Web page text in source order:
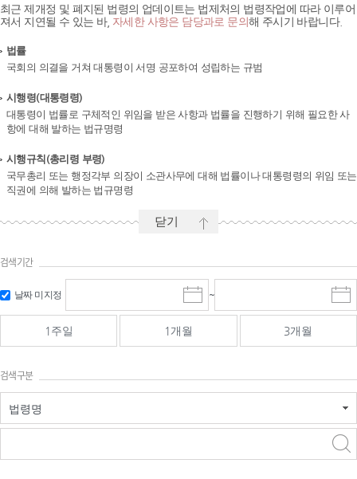
최근 제개정 및 폐지된 법령의 업데이트는 법제처의 법령작업에 따라 이루어
져서 지연될 수 있는 바, 자세한 사항은 담당과로 문의해 주시기 바랍니다.
법률
국회의 의결을 거쳐 대통령이 서명 공포하여 성립하는 규범
시행령(대통령령)
대통령이 법률로 구체적인 위임을 받은 사항과 법률을 진행하기 위해 필요한 사
항에 대해 발하는 법규명령
시행규칙(총리령 부령)
국무총리 또는 행정각부 의장이 소관사무에 대해 법률이나 대통령령의 위임 또는
직권에 의해 발하는 법규명령
닫기
검색기간
날짜 미지정
시
작
일
선
~
마
감
선
1주일 1개월 3개월
검색구분
법령명